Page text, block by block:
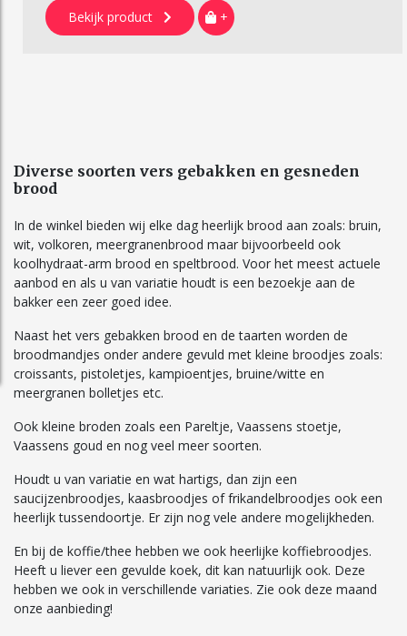
Bekijk product +
Diverse soorten vers gebakken en gesneden
brood
In de winkel bieden wij elke dag heerlijk brood aan zoals: bruin,
wit, volkoren, meergranenbrood maar bijvoorbeeld ook
koolhydraat-arm brood en speltbrood. Voor het meest actuele
aanbod en als u van variatie houdt is een bezoekje aan de
bakker een zeer goed idee.
Naast het vers gebakken brood en de taarten worden de
broodmandjes onder andere gevuld met kleine broodjes zoals:
croissants, pistoletjes, kampioentjes, bruine/witte en
meergranen bolletjes etc.
Ook kleine broden zoals een Pareltje, Vaassens stoetje,
Vaassens goud en nog veel meer soorten.
Houdt u van variatie en wat hartigs, dan zijn een
saucijzenbroodjes, kaasbroodjes of frikandelbroodjes ook een
heerlijk tussendoortje. Er zijn nog vele andere mogelijkheden.
En bij de koffie/thee hebben we ook heerlijke koffiebroodjes.
Heeft u liever een gevulde koek, dit kan natuurlijk ook. Deze
hebben we ook in verschillende variaties. Zie ook deze maand
onze aanbieding!